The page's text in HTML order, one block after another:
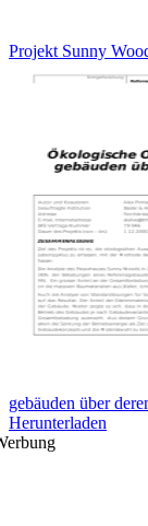
Projekt Sunny
gebäuden über
Herunterladen